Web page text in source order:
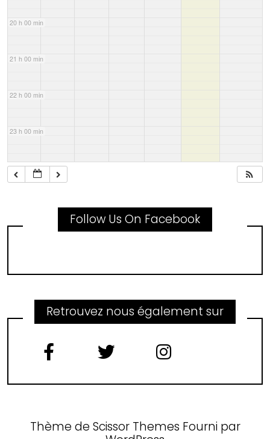
20 h 00 min
21 h 00 min
22 h 00 min
23 h 00 min
Follow Us On Facebook
Retrouvez nous également sur
Thème de Scissor Themes Fourni par